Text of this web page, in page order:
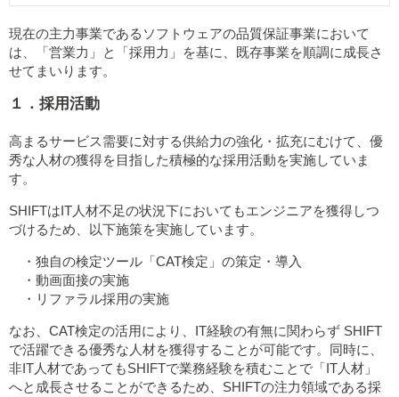
現在の主力事業であるソフトウェアの品質保証事業において
は、「営業力」と「採用力」を基に、既存事業を順調に成長さ
せてまいります。
１．採用活動
高まるサービス需要に対する供給力の強化・拡充にむけて、優
秀な人材の獲得を目指した積極的な採用活動を実施していま
す。
SHIFTはIT人材不足の状況下においてもエンジニアを獲得しつ
づけるため、以下施策を実施しています。
独自の検定ツール「CAT検定」の策定・導入
動画面接の実施
リファラル採用の実施
なお、CAT検定の活用により、IT経験の有無に関わらず SHIFT
で活躍できる優秀な人材を獲得することが可能です。同時に、
非IT人材であってもSHIFTで業務経験を積むことで「IT人材」
へと成長させることができるため、SHIFTの注力領域である採